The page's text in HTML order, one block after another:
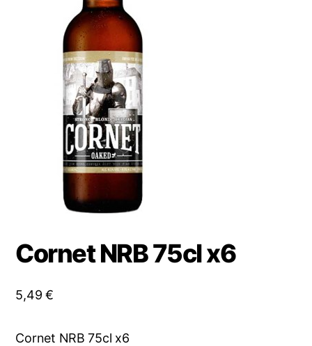
Cornet NRB 75cl x6
5,49€
Cornet NRB 75cl x6